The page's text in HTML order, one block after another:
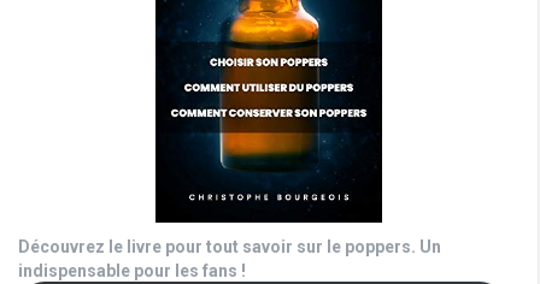
Découvrez le livre pour tout savoir sur le poppers. Un
indispensable pour les fans !